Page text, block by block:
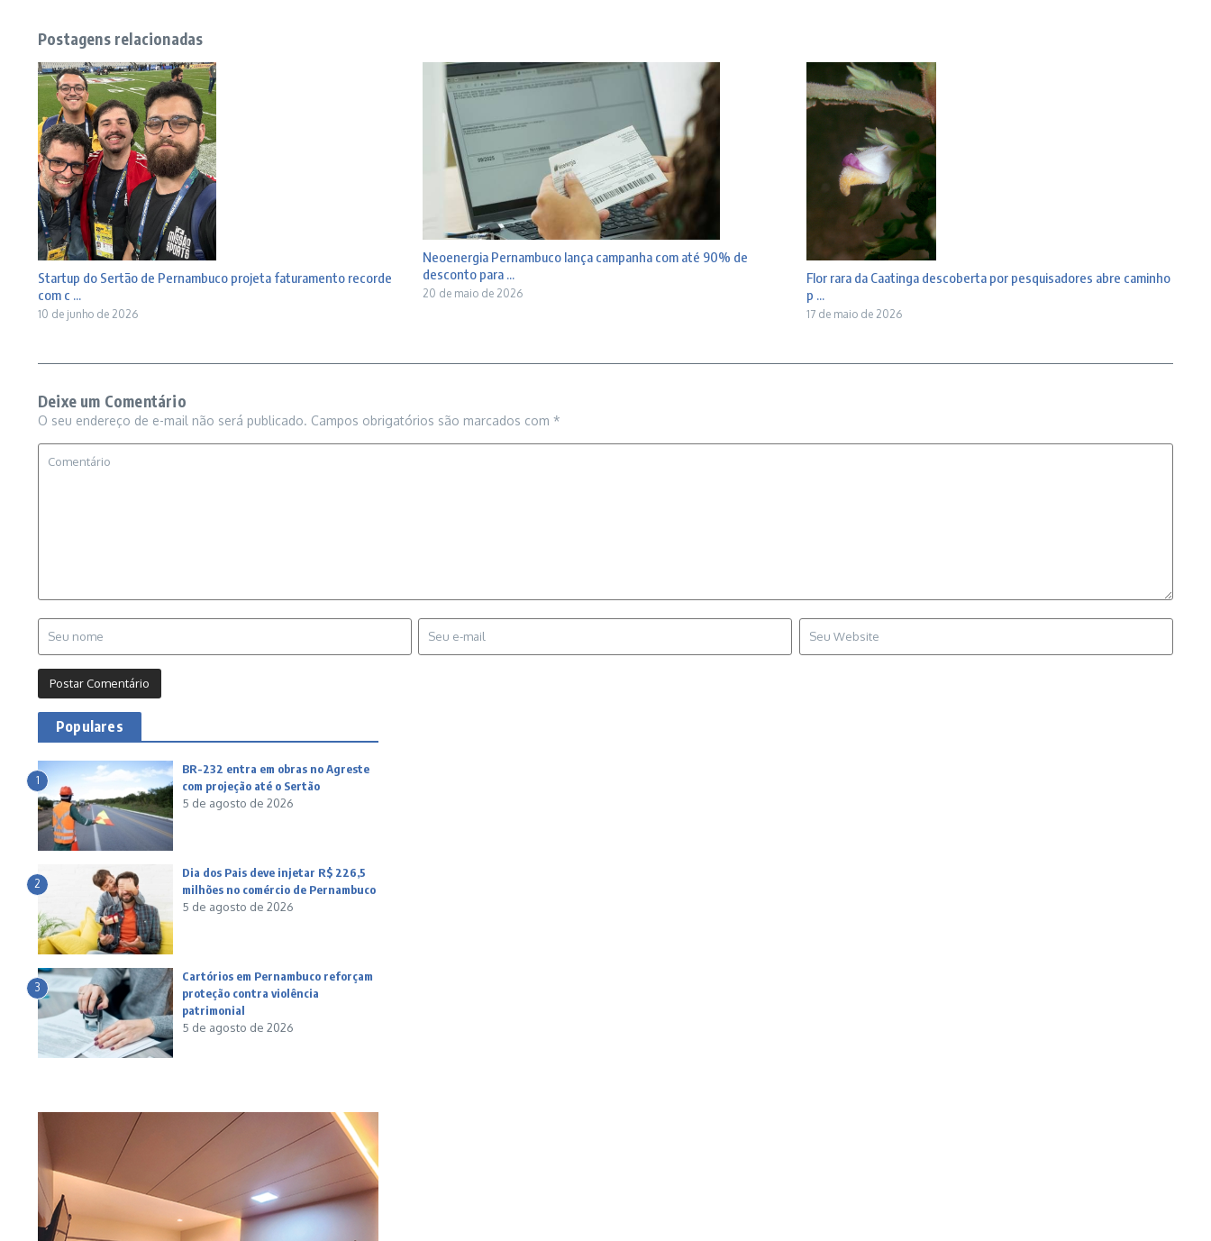
Postagens relacionadas
Startup do Sertão de Pernambuco projeta faturamento recorde
com c ...
10 de junho de 2026
Neoenergia Pernambuco lança campanha com até 90% de
desconto para ...
20 de maio de 2026
Flor rara da Caatinga descoberta por pesquisadores abre caminho
p ...
17 de maio de 2026
Deixe um Comentário
O seu endereço de e-mail não será publicado. Campos obrigatórios são marcados com *
Populares
1
BR-232 entra em obras no Agreste
com projeção até o Sertão
5 de agosto de 2026
2
Dia dos Pais deve injetar R$ 226,5
milhões no comércio de Pernambuco
5 de agosto de 2026
3
Cartórios em Pernambuco reforçam
proteção contra violência
patrimonial
5 de agosto de 2026